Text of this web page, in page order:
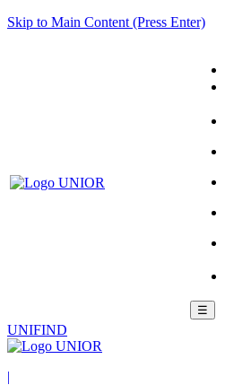
Skip to Main Content (Press Enter)
☰
UNIFIND
|